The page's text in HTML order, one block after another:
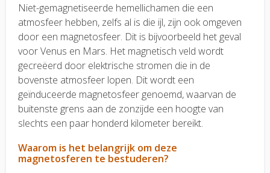
Niet-gemagnetiseerde hemellichamen die een
atmosfeer hebben, zelfs al is die ijl, zijn ook omgeven
door een magnetosfeer. Dit is bijvoorbeeld het geval
voor Venus en Mars. Het magnetisch veld wordt
gecreëerd door elektrische stromen die in de
bovenste atmosfeer lopen. Dit wordt een
geïnduceerde magnetosfeer genoemd, waarvan de
buitenste grens aan de zonzijde een hoogte van
slechts een paar honderd kilometer bereikt.
Waarom is het belangrijk om deze
magnetosferen te bestuderen?